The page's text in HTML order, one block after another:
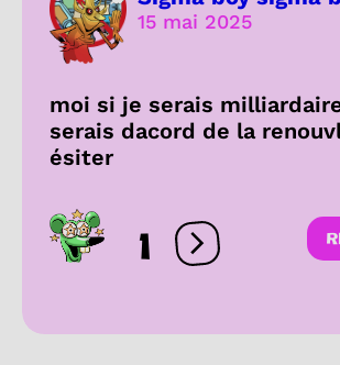
15 mai 2025
moi si je serais
serais dacord de la
ésiter
1 Ouvrir les